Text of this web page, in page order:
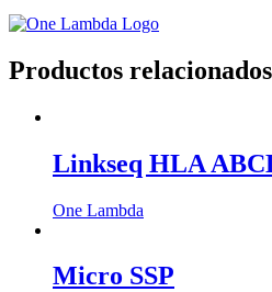
Productos relacionados
Linkseq HLA
One Lambda
Micro SSP